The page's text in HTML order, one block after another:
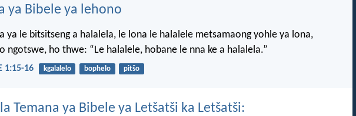
ya Bibele ya lehono
ya le bitsitseng a halalela, le lona le halalele metsamaong yohle ya lona,
ngotswe, ho thwe: “Le halalele, hobane le nna ke a halalela.”
1:15-16 kgalalelo bophelo pitšo
Temana ya Bibele ya Letšatši ka Letšatši: